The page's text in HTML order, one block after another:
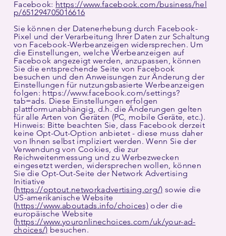
Facebook: https://www.facebook.com/business/hel
p/651294705016616
Sie können der Datenerhebung durch Facebook-
Pixel und der Verarbeitung Ihrer Daten zur Schaltung
von Facebook-Werbeanzeigen widersprechen. Um
die Einstellungen, welche Werbeanzeigen auf
Facebook angezeigt werden, anzupassen, können
Sie die entsprechende Seite von Facebook
besuchen und den Anweisungen zur Änderung der
Einstellungen für nutzungsbasierte Werbeanzeigen
folgen: https://www.facebook.com/settings?
tab=ads. Diese Einstellungen erfolgen
plattformunabhängig, d.h. die Änderungen gelten
für alle Arten von Geräten (PC, mobile Geräte, etc.).
Hinweis: Bitte beachten Sie, dass Facebook derzeit
keine Opt-Out-Option anbietet - diese muss daher
von Ihnen selbst impliziert werden. Wenn Sie der
Verwendung von Cookies, die zur
Reichweitenmessung und zu Werbezwecken
eingesetzt werden, widersprechen wollen, können
Sie die Opt-Out-Seite der Network Advertising
Initiative
(https://optout.networkadvertising.org/) sowie die
US-amerikanische Website
(https://www.aboutads.info/choices) oder die
europäische Website
(https://www.youronlinechoices.com/uk/your-ad-
choices/) besuchen.